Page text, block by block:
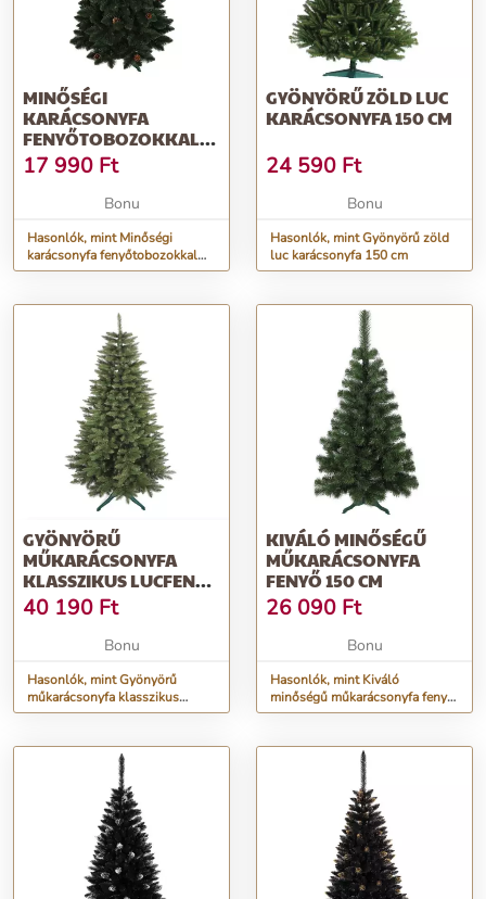
MINŐSÉGI
KARÁCSONYFA
FENYŐTOBOZOKKAL
150 CM
17 990 Ft
Bonu
Hasonlók, mint Minőségi
karácsonyfa fenyőtobozokkal
150 cm
GYÖNYÖRŰ ZÖLD LUC
KARÁCSONYFA 150 CM
24 590 Ft
Bonu
Hasonlók, mint Gyönyörű zöld
luc karácsonyfa 150 cm
GYÖNYÖRŰ
MŰKARÁCSONYFA
KLASSZIKUS LUCFENYŐ
220 CM
40 190 Ft
Bonu
Hasonlók, mint Gyönyörű
műkarácsonyfa klasszikus
lucfenyő 220 cm
KIVÁLÓ MINŐSÉGŰ
MŰKARÁCSONYFA
FENYŐ 150 CM
26 090 Ft
Bonu
Hasonlók, mint Kiváló
minőségű műkarácsonyfa fenyő
150 cm